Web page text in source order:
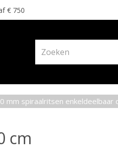
€ 750
mm spiraalritsen enkeldeelbaar
cm